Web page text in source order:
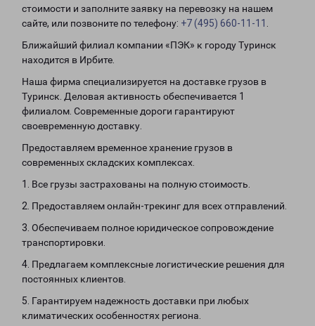
стоимости и заполните заявку на перевозку на нашем
сайте, или позвоните по телефону: +7 (495) 660-11-11
Ближайший филиал компании «ПЭК» к городу Туринск
находится в Ирбите.
Наша фирма специализируется на доставке грузов в
Туринск. Деловая активность обеспечивается 1
филиалом. Современные дороги гарантируют
своевременную доставку.
Предоставляем временное хранение грузов в
современных складских комплексах.
1. Все грузы застрахованы на полную стоимость.
2. Предоставляем онлайн-трекинг для всех отправлений.
3. Обеспечиваем полное юридическое сопровождение
транспортировки.
4. Предлагаем комплексные логистические решения для
постоянных клиентов.
5. Гарантируем надежность доставки при любых
климатических особенностях региона.